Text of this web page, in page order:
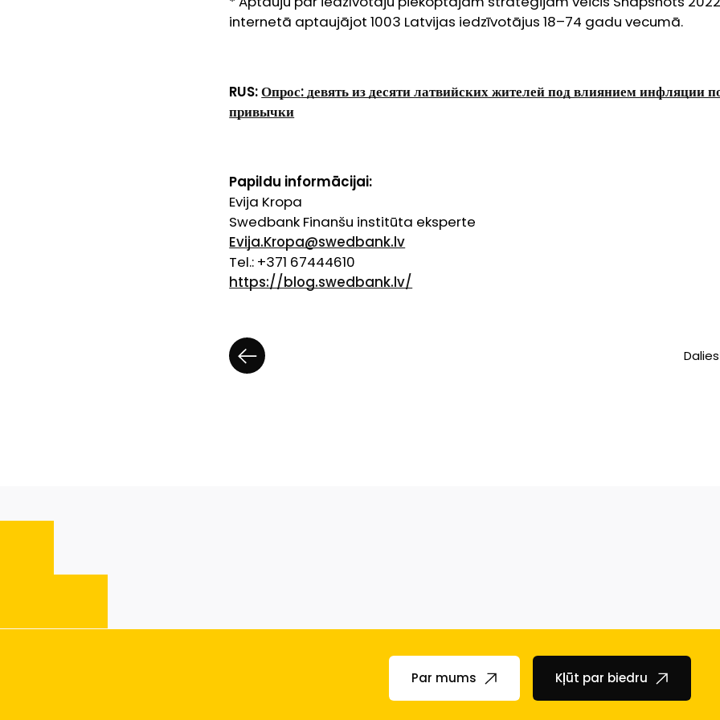
internetā aptaujājot 1003 Latvijas iedzīvotājus 18–74 gadu vecumā.
RUS:Опрос:девять из десяти латвийских жителей под влиянием инфляции
привычки
Papildu informācijai:
Evija Kropa
Swedbank Finanšu institūta eksperte
Evija.Kropa@swedbank.lv
Tel.: +371 67444610
https://blog.swedbank.lv/
Dalies
Par mums Kļūt par biedru